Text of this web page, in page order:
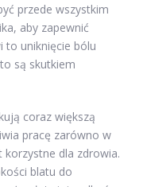
przede wszystkim
aby zapewnić
to uniknięcie bólu
są skutkiem
coraz większą
pracę zarówno w
dla zdrowia.
blatu do